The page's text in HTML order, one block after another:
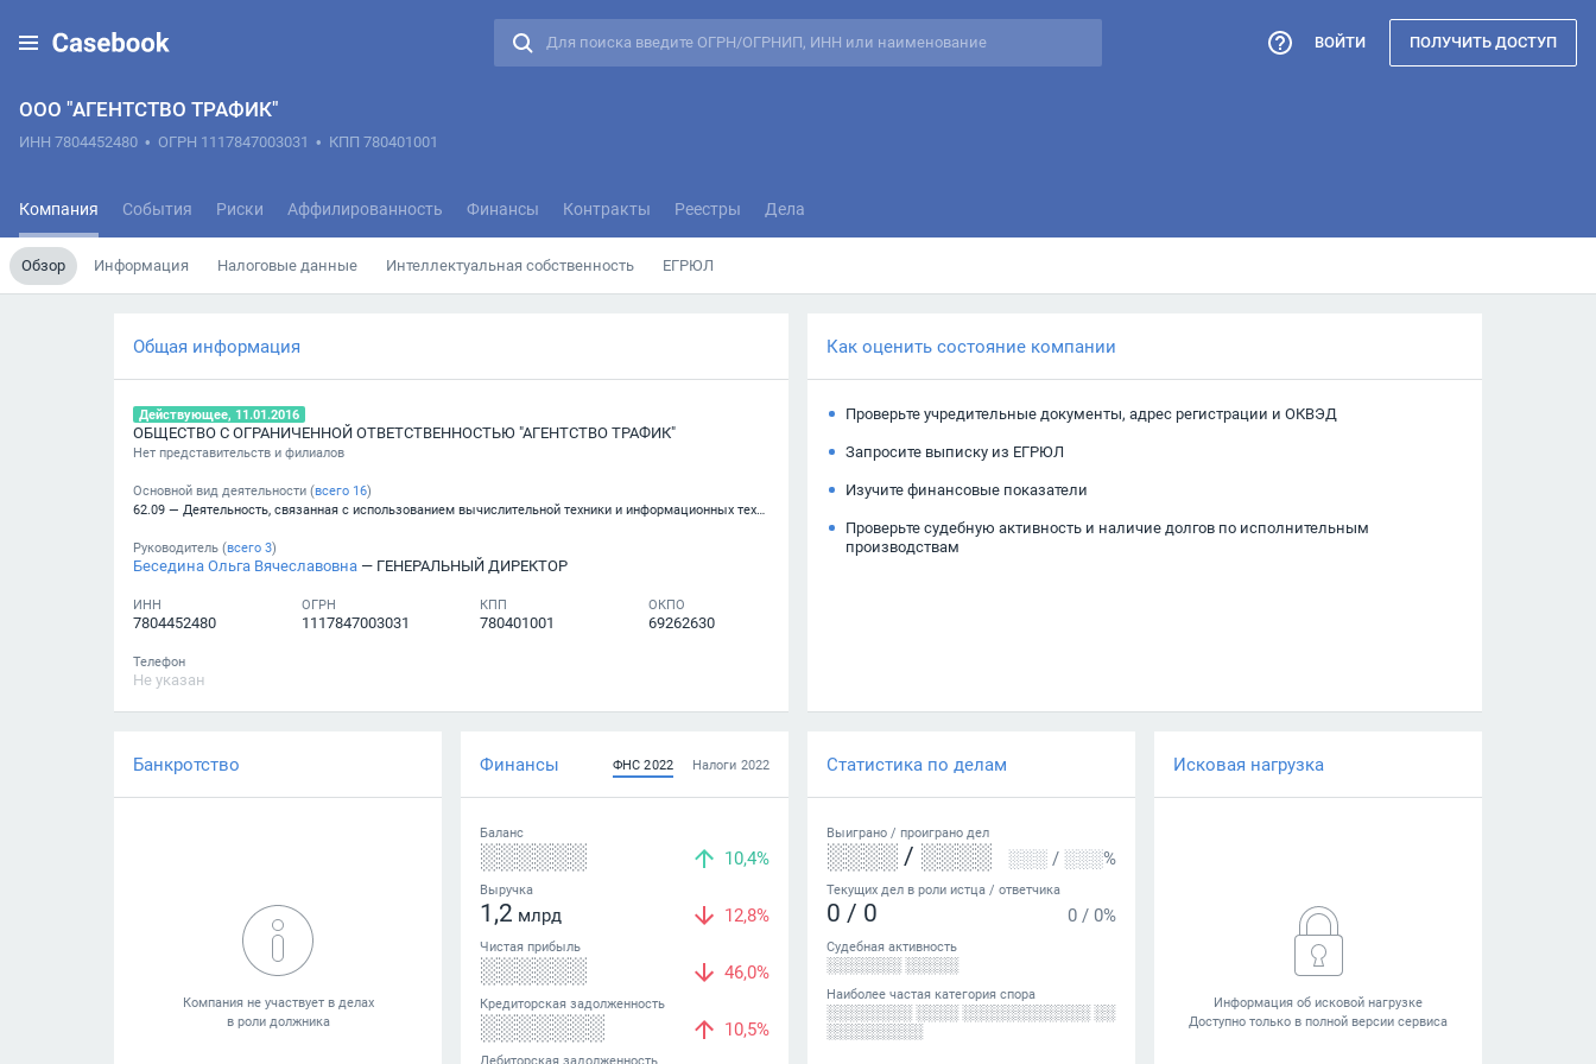
ООО "АГЕНТСТВО ТРАФИК"
ИНН 7804452480 • ОГРН 1117847003031 • КПП 780401001
Компания События Риски Аффилированность Финансы Контракты Реестры Дела
Обзор Информация Налоговые данные Интеллектуальная собственность ЕГРЮЛ
ВОЙТИ ПОЛУЧИТЬ ДОСТУП
Общая информация
Действующее, 11.01.2016
ОБЩЕСТВО С ОГРАНИЧЕННОЙ ОТВЕТСТВЕННОСТЬЮ "АГЕНТСТВО ТРАФИК"
Нет представительств и филиалов
Основной вид деятельности (всего 16)
62.09 — Деятельность, связанная с использованием вычислительной техники и информационных технологий, прочая
Руководитель (всего 3)
Беседина Ольга Вячеславовна — ГЕНЕРАЛЬНЫЙ ДИРЕКТОР
ИНН
7804452480
ОГРН
1117847003031
КПП
780401001
ОКПО
69262630
Телефон
Не указан
Как оценить состояние компании
Проверьте учредительные документы, адрес регистрации и ОКВЭД
Запросите выписку из ЕГРЮЛ
Изучите финансовые показатели
Проверьте судебную активность и наличие долгов по исполнительным
производствам
Банкротство Финансы ФНС 2022 Налоги 2022
Баланс
░░░░░░ 10,4%
Выручка
1,2 млрд 12,8%
Чистая прибыль
░░░░░░ 46,0%
Кредиторская задолженность
░░░░░░░ 10,5%
Дебиторская задолженность
Статистика по делам
Выиграно / проиграно дел
░░░░ / ░░░░ ░░░ / ░░░%
Текущих дел в роли истца / ответчика
0 / 0 0 / 0%
Судебная активность
░░░░░░░ ░░░░░
Наиболее частая категория спора
░░░░░░░░ ░░░░ ░░░░░░░░░░░░ ░░
░░░░░░░░░
Исковая нагрузка